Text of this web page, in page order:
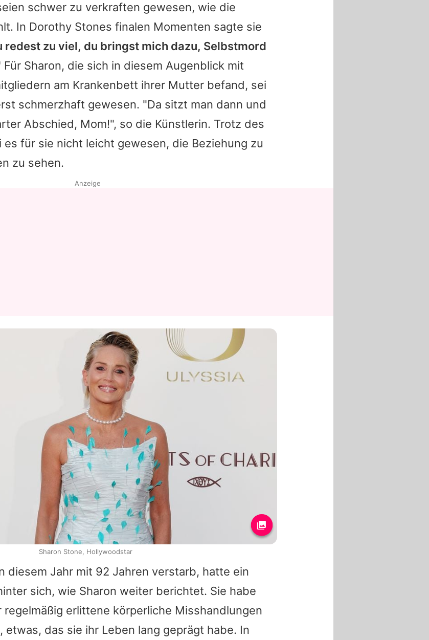
App runterladen
Team
Redaktionelle Richtlinien
Impressum
Datenschutzerklärung
Nutzungsbedingungen
schwer zu verkraften gewesen, wie die
In Dorothy Stones finalen Momenten sagte sie
redest zu viel, du bringst mich dazu, Selbstmord
Für Sharon, die sich in diesem Augenblick mit
am Krankenbett ihrer Mutter befand, sei
schmerzhaft gewesen. "Da sitzt man dann und
Abschied, Mom!", so die Künstlerin. Trotz des
es für sie nicht leicht gewesen, die Beziehung zu
zu sehen.
diesem Jahr mit 92 Jahren verstarb, hatte ein
sich, wie Sharon weiter berichtet. Sie habe
regelmäßig erlittene körperliche Misshandlungen
etwas, das sie ihr Leben lang geprägt habe. In
Anzeige
Sharon Stone, Hollywoodstar